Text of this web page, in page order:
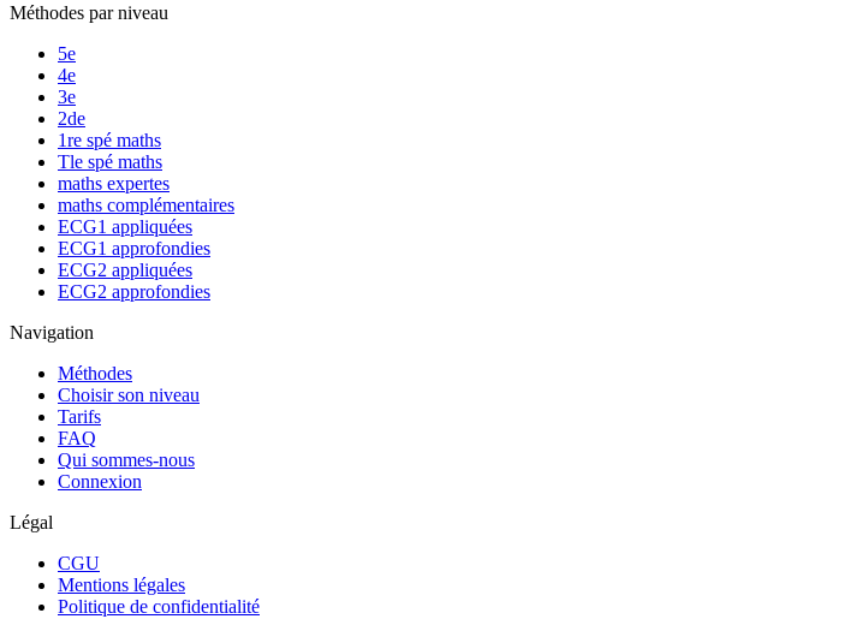
Méthodes par niveau
5e
4e
3e
2de
1re spé maths
Tle spé maths
maths expertes
maths complémentaires
ECG1 appliquées
ECG1 approfondies
ECG2 appliquées
ECG2 approfondies
Navigation
Méthodes
Choisir son niveau
Tarifs
FAQ
Qui sommes-nous
Connexion
Légal
CGU
Mentions légales
Politique de confidentialité